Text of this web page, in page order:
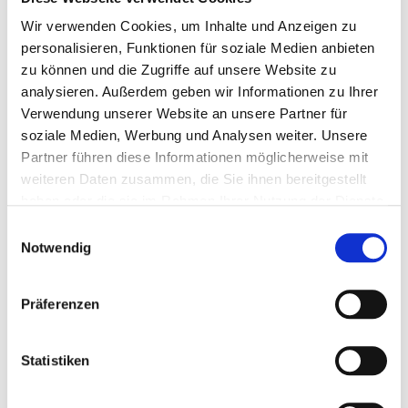
Wir verwenden Cookies, um Inhalte und Anzeigen zu
personalisieren, Funktionen für soziale Medien anbieten
zu können und die Zugriffe auf unsere Website zu
analysieren. Außerdem geben wir Informationen zu Ihrer
Verwendung unserer Website an unsere Partner für
soziale Medien, Werbung und Analysen weiter. Unsere
Partner führen diese Informationen möglicherweise mit
weiteren Daten zusammen, die Sie ihnen bereitgestellt
Notwendig
Präferenzen
Statistiken
verfügbar
FORMAT 21,0 x 29,7 cm hoch
Stück à0,36 €
0,36 €
zzgl. MwSt., zzgl.
DETAILS